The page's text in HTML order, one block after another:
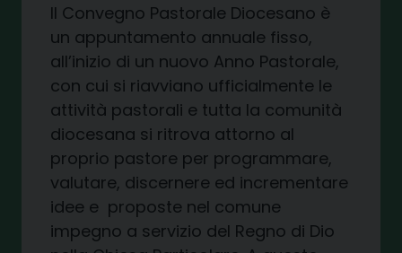
Il Convegno Pastorale Diocesano è
un appuntamento annuale fisso,
all’inizio di un nuovo Anno Pastorale,
con cui si riavviano ufficialmente le
attività pastorali e tutta la comunità
diocesana si ritrova attorno al
proprio pastore per programmare,
valutare, discernere ed incrementare
idee e proposte nel comune
impegno a servizio del Regno di Dio